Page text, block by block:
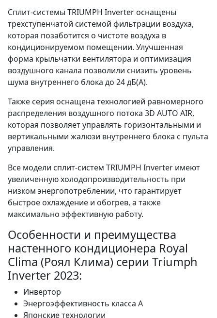
Сплит-системы TRIUMPH Inverter оснащены
трехступенчатой системой фильтрации воздуха,
которая позаботится о чистоте воздуха в
кондиционируемом помещении. Улучшенная
форма крыльчатки вентилятора и оптимизация
воздушного канала позволили снизить уровень
шума внутреннего блока до 24 дБ(А).
Также серия оснащена технологией равномерного
распределения воздушного потока 3D AUTO AIR,
которая позволяет управлять горизонтальными и
вертикальными жалюзи внутреннего блока с пульта
управления.
Все модели сплит-систем TRIUMPH Inverter имеют
увеличенную холодопроизводительность при
низком энергопотреблении, что гарантирует
быстрое охлаждение и обогрев, а также
максимально эффективную работу.
Особенности и преимущества
настенного кондиционера Royal
Clima (Роял Клима) серии Triumph
Inverter 2023:
Инвертор
Энергоэффективность класса А
Японские технологии